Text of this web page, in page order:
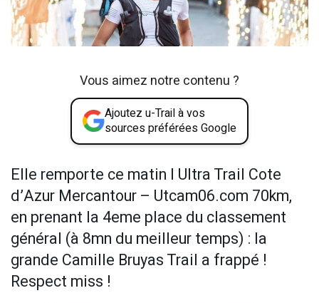
Vous aimez notre contenu ?
Ajoutez u-Trail à vos
sources préférées Google
Elle remporte ce matin l Ultra Trail Cote
d’Azur Mercantour – Utcam06.com 70km,
en prenant la 4eme place du classement
général (à 8mn du meilleur temps) : la
grande Camille Bruyas Trail a frappé !
Respect miss !